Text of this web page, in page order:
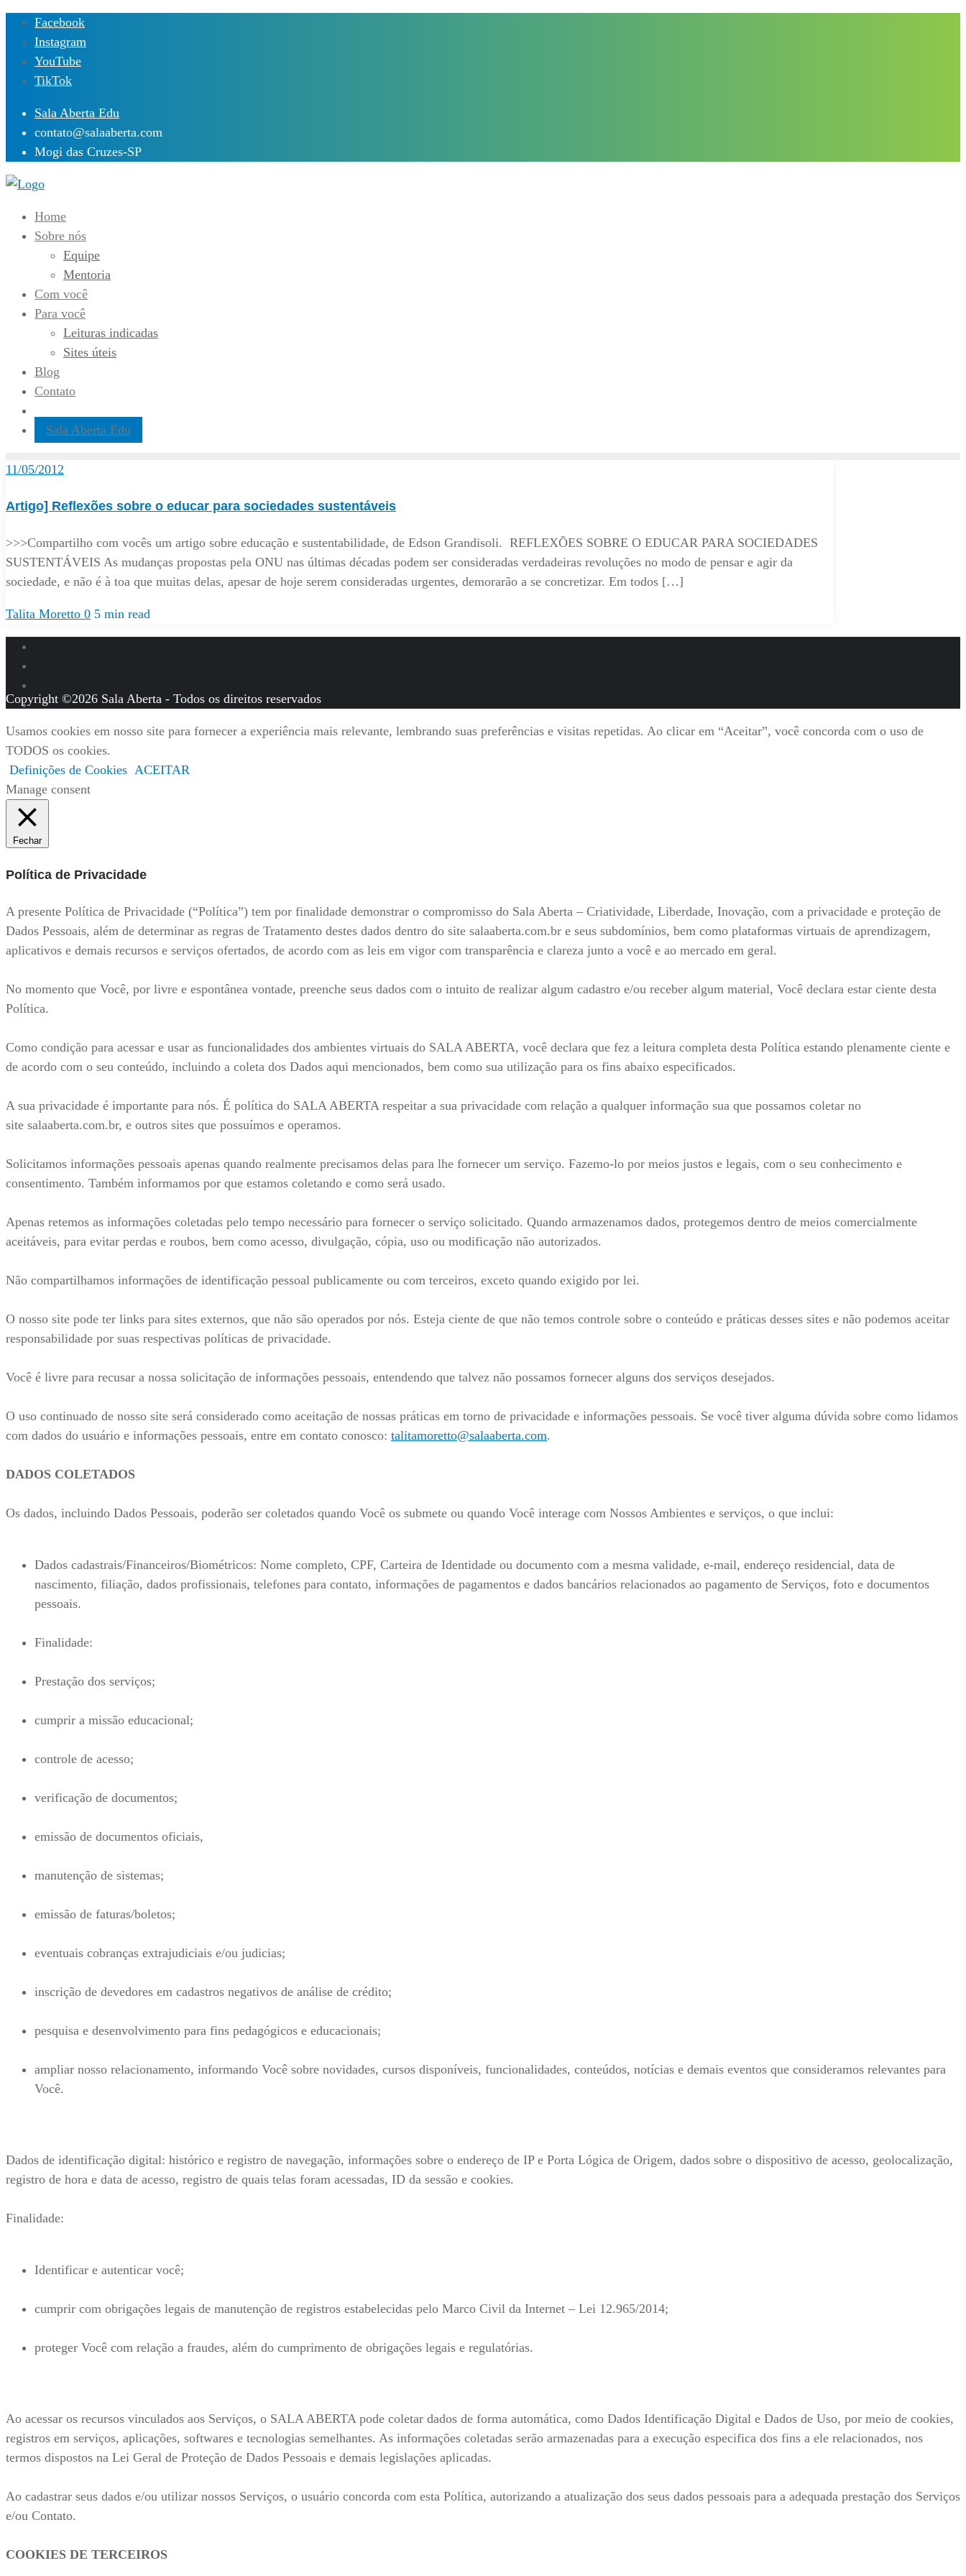
Skip
content
Facebook
Instagram
YouTube
TikTok
Sala Aberta Edu
contato@salaaberta.com
Mogi das Cruzes-SP
Home
Sobre nós
Equipe
Mentoria
Com você
Para você
Leituras indicadas
Sites úteis
Blog
Contato
Sala Aberta Edu
11/05/2012
Artigo] Reflexões sobre o educar para sociedades sustentáveis
>>>Compartilho com vocês um artigo sobre educação e sustentabilidade, de Edson Grandisoli. REFLEXÕES SOBRE O EDUCAR PARA SOCIEDADES
SUSTENTÁVEIS As mudanças propostas pela ONU nas últimas décadas podem ser consideradas verdadeiras revoluções no modo de pensar e agir da
sociedade, e não é à toa que muitas delas, apesar de hoje serem consideradas urgentes, demorarão a se concretizar. Em todos […]
Talita Moretto 0 5 min read
Copyright ©2026 Sala Aberta - Todos os direitos reservados
Usamos cookies em nosso site para fornecer a experiência mais relevante, lembrando suas preferências e visitas repetidas. Ao clicar em “Aceitar”, você concorda com o uso de
TODOS os cookies.
Definições de Cookies ACEITAR
Manage consent
Fechar
Política de Privacidade
A presente Política de Privacidade (“Política”) tem por finalidade demonstrar o compromisso do Sala Aberta – Criatividade, Liberdade, Inovação, com a privacidade e proteção de
Dados Pessoais, além de determinar as regras de Tratamento destes dados dentro do site salaaberta.com.br e seus subdomínios, bem como plataformas virtuais de aprendizagem,
aplicativos e demais recursos e serviços ofertados, de acordo com as leis em vigor com transparência e clareza junto a você e ao mercado em geral.
No momento que Você, por livre e espontânea vontade, preenche seus dados com o intuito de realizar algum cadastro e/ou receber algum material, Você declara estar ciente desta
Política.
Como condição para acessar e usar as funcionalidades dos ambientes virtuais do SALA ABERTA, você declara que fez a leitura completa desta Política estando plenamente ciente e
de acordo com o seu conteúdo, incluindo a coleta dos Dados aqui mencionados, bem como sua utilização para os fins abaixo especificados.
A sua privacidade é importante para nós. É política do SALA ABERTA respeitar a sua privacidade com relação a qualquer informação sua que possamos coletar no
site salaaberta.com.br, e outros sites que possuímos e operamos.
Solicitamos informações pessoais apenas quando realmente precisamos delas para lhe fornecer um serviço. Fazemo-lo por meios justos e legais, com o seu conhecimento e
consentimento. Também informamos por que estamos coletando e como será usado.
Apenas retemos as informações coletadas pelo tempo necessário para fornecer o serviço solicitado. Quando armazenamos dados, protegemos dentro de meios comercialmente
aceitáveis, para evitar perdas e roubos, bem como acesso, divulgação, cópia, uso ou modificação não autorizados.
Não compartilhamos informações de identificação pessoal publicamente ou com terceiros, exceto quando exigido por lei.
O nosso site pode ter links para sites externos, que não são operados por nós. Esteja ciente de que não temos controle sobre o conteúdo e práticas desses sites e não podemos aceitar
responsabilidade por suas respectivas políticas de privacidade.
Você é livre para recusar a nossa solicitação de informações pessoais, entendendo que talvez não possamos fornecer alguns dos serviços desejados.
O uso continuado de nosso site será considerado como aceitação de nossas práticas em torno de privacidade e informações pessoais. Se você tiver alguma dúvida sobre como lidamos
com dados do usuário e informações pessoais, entre em contato conosco: talitamoretto@salaaberta.com.
DADOS COLETADOS
Os dados, incluindo Dados Pessoais, poderão ser coletados quando Você os submete ou quando Você interage com Nossos Ambientes e serviços, o que inclui:
Dados cadastrais/Financeiros/Biométricos: Nome completo, CPF, Carteira de Identidade ou documento com a mesma validade, e-mail, endereço residencial, data de
nascimento, filiação, dados profissionais, telefones para contato, informações de pagamentos e dados bancários relacionados ao pagamento de Serviços, foto e documentos
pessoais.
Finalidade:
Prestação dos serviços;
cumprir a missão educacional;
controle de acesso;
verificação de documentos;
emissão de documentos oficiais,
manutenção de sistemas;
emissão de faturas/boletos;
eventuais cobranças extrajudiciais e/ou judicias;
inscrição de devedores em cadastros negativos de análise de crédito;
pesquisa e desenvolvimento para fins pedagógicos e educacionais;
ampliar nosso relacionamento, informando Você sobre novidades, cursos disponíveis, funcionalidades, conteúdos, notícias e demais eventos que consideramos relevantes para
Você.
Dados de identificação digital: histórico e registro de navegação, informações sobre o endereço de IP e Porta Lógica de Origem, dados sobre o dispositivo de acesso, geolocalização,
registro de hora e data de acesso, registro de quais telas foram acessadas, ID da sessão e cookies.
Finalidade:
Identificar e autenticar você;
cumprir com obrigações legais de manutenção de registros estabelecidas pelo Marco Civil da Internet – Lei 12.965/2014;
proteger Você com relação a fraudes, além do cumprimento de obrigações legais e regulatórias.
Ao acessar os recursos vinculados aos Serviços, o SALA ABERTA pode coletar dados de forma automática, como Dados Identificação Digital e Dados de Uso, por meio de cookies,
registros em serviços, aplicações, softwares e tecnologias semelhantes. As informações coletadas serão armazenadas para a execução especifica dos fins a ele relacionados, nos
termos dispostos na Lei Geral de Proteção de Dados Pessoais e demais legislações aplicadas.
Ao cadastrar seus dados e/ou utilizar nossos Serviços, o usuário concorda com esta Política, autorizando a atualização dos seus dados pessoais para a adequada prestação dos Serviços
e/ou Contato.
COOKIES DE TERCEIROS